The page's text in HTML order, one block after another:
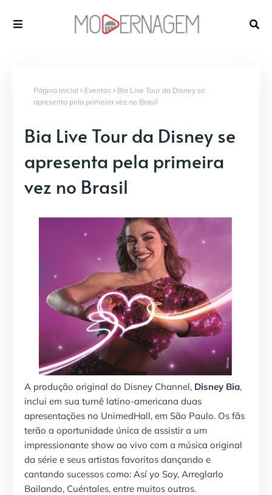
Página inicial Eventos
Bia Live Tour da Disney se
apresenta pela primeira vez no Brasil
Bia Live Tour da Disney se
apresenta pela primeira
vez no Brasil
A produção original do Disney Channel, Disney Bia,
inclui em sua turnê latino-americana duas
apresentações no UnimedHall, em São Paulo. Os fãs
terão a oportunidade única de assistir a um
impressionante show ao vivo com a música original
da série e seus artistas favoritos dançando e
cantando sucessos como: Así yo Soy, Arreglarlo
Bailando, Cuéntales, entre muitos outros.